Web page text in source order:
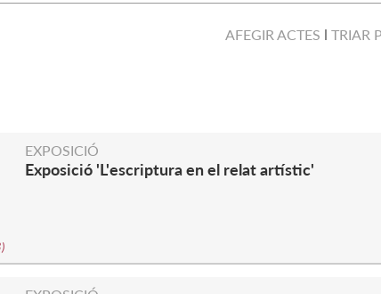
AFEGIR ACTES TRIAR
)
EXPOSICIÓ
Exposició 'L'escriptura en el relat artístic'